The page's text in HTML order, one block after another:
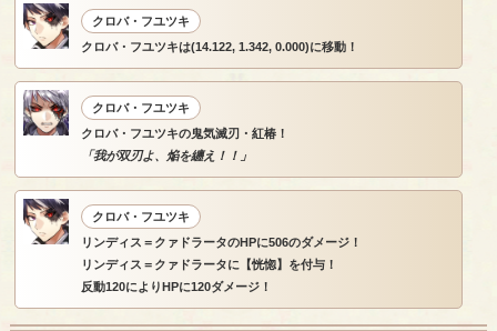
クロバ・フユツキ
クロバ・フユツキは(14.122, 1.342, 0.000)に移動！
クロバ・フユツキ
クロバ・フユツキの鬼気滅刃・紅椿！
「我が双刃よ、焔を纏え！！」
クロバ・フユツキ
リンディス＝クァドラータのHPに506のダメージ！
リンディス＝クァドラータに【恍惚】を付与！
反動120によりHPに120ダメージ！